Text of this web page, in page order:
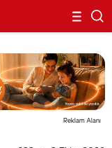
Reklam Alanı